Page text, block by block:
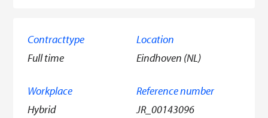
Contracttype
Full time
Location
Eindhoven (NL)
Workplace
Hybrid
Reference number
JR_00143096